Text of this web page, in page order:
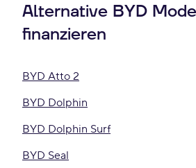
Alternative BYD
finanzieren
BYD Atto 2
BYD Dolphin
BYD Dolphin Surf
BYD Seal